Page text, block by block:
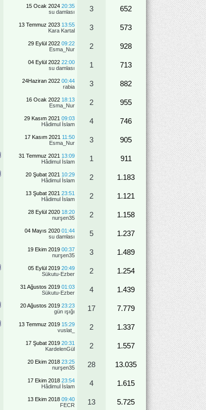
15 Ocak 2024 20:35
su damlası
3
652
13 Temmuz 2023 13:55
Kara Kartal
3
573
29 Eylül 2022 09:22
Esma_Nur
2
928
04 Eylül 2022 22:00
su damlası
1
713
24Haziran 2022 00:44
rabia
3
882
16 Ocak 2022 18:13
Esma_Nur
2
955
29 Kasım 2021 09:03
Hâdimul İslam
4
746
17 Kasım 2021 11:50
Esma_Nur
3
905
31 Temmuz 2021 13:09
Hâdimul İslam
1
911
20 Şubat 2021 10:29
Hâdimul İslam
2
1.183
13 Şubat 2021 23:51
Hâdimul İslam
2
1.121
28 Eylül 2020 18:20
nurşen35
2
1.158
04 Mayıs 2020 01:44
su damlası
5
1.237
19 Ekim 2019 00:37
nurşen35
3
1.489
05 Eylül 2019 20:49
Sükutu-Ezber
2
1.254
31 Ağustos 2019 01:03
Sükutu-Ezber
4
1.439
20 Ağustos 2019 23:23
gün ışığı
17
7.779
13 Temmuz 2019 15:29
vuslat_
2
1.337
17 Şubat 2019 20:31
KardelenGül
2
1.557
20 Ekim 2018 23:25
nurşen35
28
13.035
17 Ekim 2018 23:54
Hâdimul İslam
4
1.615
13 Ekim 2018 09:40
FECR
13
5.725